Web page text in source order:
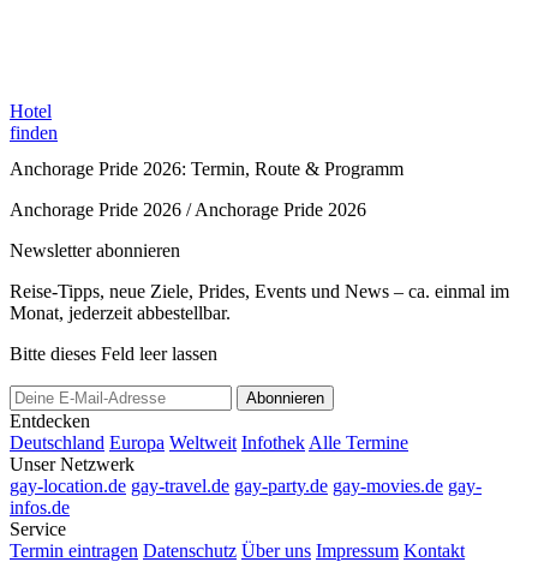
Hotel
finden
Anchorage Pride 2026: Termin, Route & Programm
Anchorage Pride 2026 / Anchorage Pride 2026
Newsletter abonnieren
Reise-Tipps, neue Ziele, Prides, Events und News – ca. einmal im
Monat, jederzeit abbestellbar.
Bitte dieses Feld leer lassen
Abonnieren
Entdecken
Deutschland Europa Weltweit Infothek Alle Termine
Unser Netzwerk
gay-location.de gay-travel.de gay-party.de gay-movies.de gay-
infos.de
Service
Termin eintragen Datenschutz Über uns Impressum Kontakt